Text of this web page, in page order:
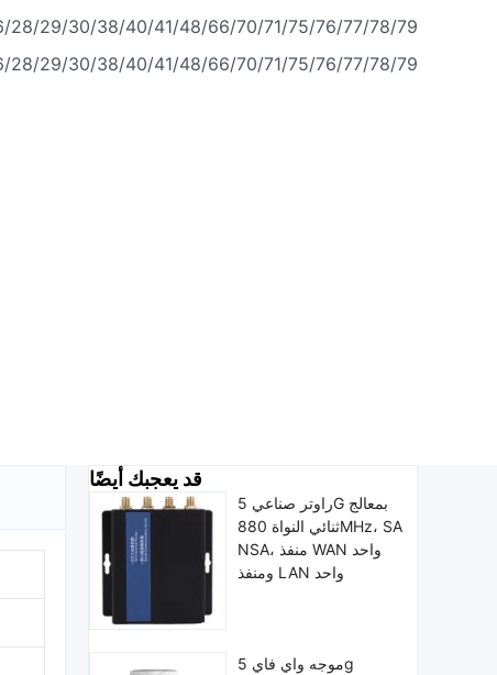
28/29/30/38/40/41/48/66/70/71/75/76/77/78/79
28/29/30/38/40/41/48/66/70/71/75/76/77/78/79
قد يعجبك أيضًا
راوتر صناعي 5G بمعالج
ثنائي النواة 880MHz، SA
NSA، منفذ WAN واحد
ومنفذ LAN واحد
موجه واي فاي 5g